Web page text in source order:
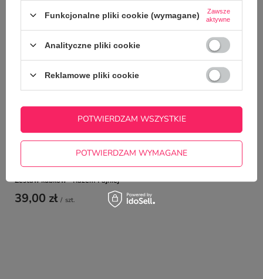
NAJCZĘŚCIEJ KUPOWANE Z
TYM TOWAREM
Zestaw kubków - Razem Fajniej
39,00 zł / szt.
Kubek z nadrukiem
orgazmy
22,50 zł
Funkcjonalne pliki cookie (wymagane)
Zawsze
aktywne
Analityczne pliki cookie
Reklamowe pliki cookie
POTWIERDZAM WYMAGANE
POTWIERDZAM WSZYSTKIE